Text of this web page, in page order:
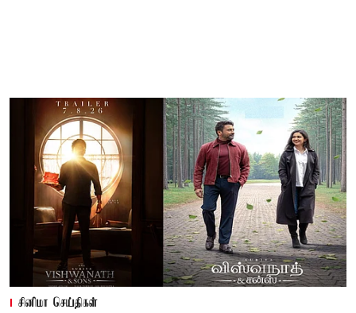
சினிமா செய்திகள்